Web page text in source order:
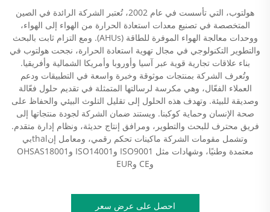
هولتوب، التي تأسست في عام 2002، تُعتبر الشركة الرائدة في الصين
المتخصصة في تصنيع معدات استعادة الحرارة من الهواء إلى الهواء،
ووحدات معالجة الهواء الموفرة للطاقة (AHUs). ومع التزام ثابت بالبحث
والتطوير التكنولوجي في مجال تهوية استعادة الحرارة، نجحت هولتوب في
بناء علاقات تجارية قوية عبر آسيا وأوروبا وأمريكا الشمالية وأفريقيا.
وتُعرف الشركة بمنتجات موثوقة وخبرة واسعة في التطبيقات ودعم
العملاء الفعّال، وهي مكرسة لرسالتها المتمثلة في تقديم حلول فعّالة
وصديقة للبيئة. وتهدف هذه الحلول إلى تقليل التلوث البيئي والحفاظ على
صحة الإنسان وحماية كوكبنا. ويستند ضمان الشركة لجودة منتجاتها إلى
فريق محترف للبحث والتطوير، ومرافق إنتاج حديثة، ونظام إدارة متقدم.
وتشمل مقومات الشركة ماكينات تحكم رقمي، ومعامل إنthalبي
معتمدة وطنيًا، وشهادات مثل ISO9001 وISO14001 وOHSAS18001
وCE وEUR
احصل على عرض سعر